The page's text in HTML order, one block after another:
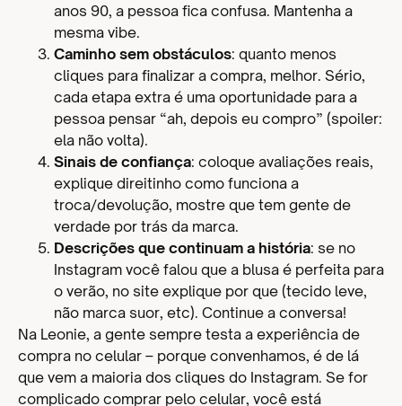
anos 90, a pessoa fica confusa. Mantenha a
mesma vibe.
Caminho sem obstáculos: quanto menos
cliques para finalizar a compra, melhor. Sério,
cada etapa extra é uma oportunidade para a
pessoa pensar “ah, depois eu compro” (spoiler:
ela não volta).
Sinais de confiança: coloque avaliações reais,
explique direitinho como funciona a
troca/devolução, mostre que tem gente de
verdade por trás da marca.
Descrições que continuam a história: se no
Instagram você falou que a blusa é perfeita para
o verão, no site explique por que (tecido leve,
não marca suor, etc). Continue a conversa!
Na Leonie, a gente sempre testa a experiência de
compra no celular – porque convenhamos, é de lá
que vem a maioria dos cliques do Instagram. Se for
complicado comprar pelo celular, você está